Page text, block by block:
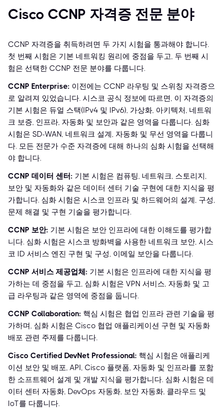
Cisco CCNP 자격증 전문 분야
CCNP 자격증을 취득하려면 두 가지 시험을 통과해야 합니다.
첫 번째 시험은 기본 네트워킹 원리에 중점을 두고, 두 번째 시
험은 선택한 CCNP 전문 분야를 다룹니다.
CCNP Enterprise: 이전에는 CCNP 라우팅 및 스위칭 자격증으
로 알려져 있었습니다. 시스코 공식 정보에 따르면, 이 자격증의
기본 시험은 듀얼 스택(IPv4 및 IPv6), 가상화, 아키텍처, 네트워
크 보증, 인프라, 자동화 및 보안과 같은 영역을 다룹니다. 심화
시험은 SD-WAN, 네트워크 설계, 자동화 및 무선 영역을 다룹니
다. 모든 전문가 수준 자격증에 대해 하나의 심화 시험을 선택해
야 합니다.
CCNP 데이터 센터: 기본 시험은 컴퓨팅, 네트워크, 스토리지,
보안 및 자동화와 같은 데이터 센터 기술 구현에 대한 지식을 평
가합니다. 심화 시험은 시스코 인프라 및 하드웨어의 설계, 구성,
문제 해결 및 구현 기술을 평가합니다.
CCNP 보안: 기본 시험은 보안 인프라에 대한 이해도를 평가합
니다. 심화 시험은 시스코 방화벽을 사용한 네트워크 보안, 시스
코 ID 서비스 엔진 구현 및 구성, 이메일 보안을 다룹니다.
CCNP 서비스 제공업체: 기본 시험은 인프라에 대한 지식을 평
가하는 데 중점을 두고, 심화 시험은 VPN 서비스, 자동화 및 고
급 라우팅과 같은 영역에 중점을 둡니다.
CCNP Collaboration: 핵심 시험은 협업 인프라 관련 기술을 평
가하며, 심화 시험은 Cisco 협업 애플리케이션 구현 및 자동화
배포 관련 주제를 다룹니다.
Cisco Certified DevNet Professional: 핵심 시험은 애플리케
이션 보안 및 배포, API, Cisco 플랫폼, 자동화 및 인프라를 포함
한 소프트웨어 설계 및 개발 지식을 평가합니다. 심화 시험은 데
이터 센터 자동화, DevOps 자동화, 보안 자동화, 클라우드 및
IoT를 다룹니다.